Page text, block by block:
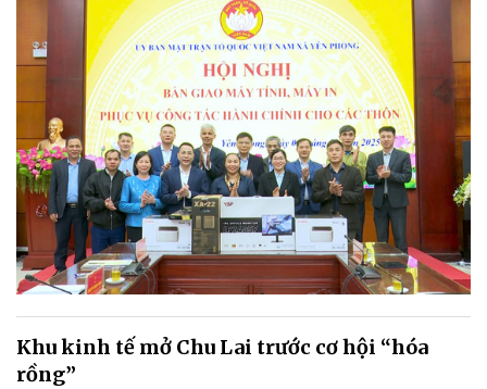
Khu kinh tế mở Chu Lai trước cơ hội “hóa
rồng”